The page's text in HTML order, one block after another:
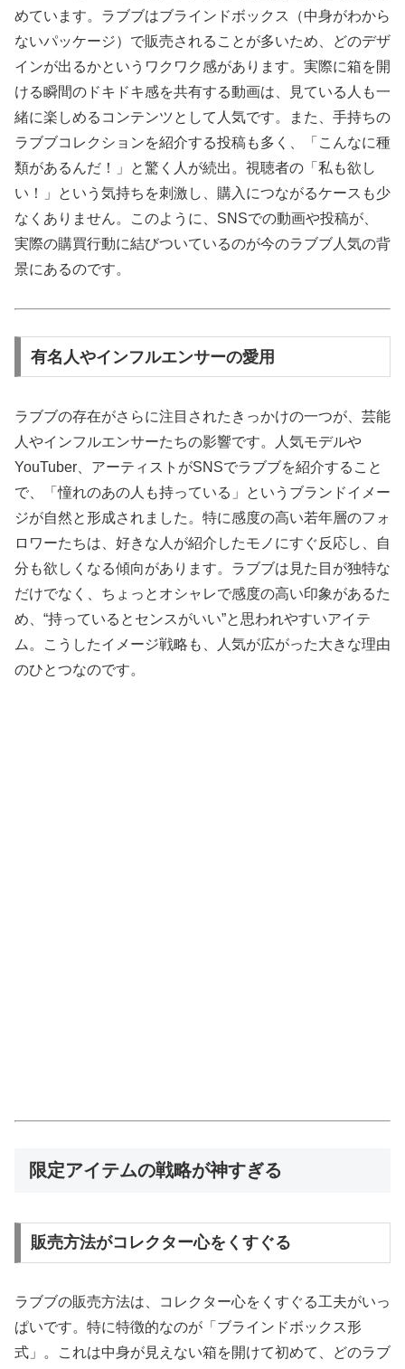
めています。ラブブはブラインドボックス（中身がわから
ないパッケージ）で販売されることが多いため、どのデザ
インが出るかというワクワク感があります。実際に箱を開
ける瞬間のドキドキ感を共有する動画は、見ている人も一
緒に楽しめるコンテンツとして人気です。また、手持ちの
ラブブコレクションを紹介する投稿も多く、「こんなに種
類があるんだ！」と驚く人が続出。視聴者の「私も欲し
い！」という気持ちを刺激し、購入につながるケースも少
なくありません。このように、SNSでの動画や投稿が、
実際の購買行動に結びついているのが今のラブブ人気の背
景にあるのです。
有名人やインフルエンサーの愛用
ラブブの存在がさらに注目されたきっかけの一つが、芸能
人やインフルエンサーたちの影響です。人気モデルや
YouTuber、アーティストがSNSでラブブを紹介すること
で、「憧れのあの人も持っている」というブランドイメー
ジが自然と形成されました。特に感度の高い若年層のフォ
ロワーたちは、好きな人が紹介したモノにすぐ反応し、自
分も欲しくなる傾向があります。ラブブは見た目が独特な
だけでなく、ちょっとオシャレで感度の高い印象があるた
め、“持っているとセンスがいい”と思われやすいアイテ
ム。こうしたイメージ戦略も、人気が広がった大きな理由
のひとつなのです。
限定アイテムの戦略が神すぎる
販売方法がコレクター心をくすぐる
ラブブの販売方法は、コレクター心をくすぐる工夫がいっ
ぱいです。特に特徴的なのが「ブラインドボックス形
式」。これは中身が見えない箱を開けて初めて、どのラブ